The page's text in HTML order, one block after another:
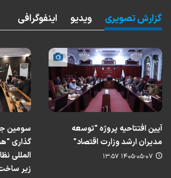
گزارش تصویری ویدیو اینفوگرافی
آیین افتتاحیه پروژه "توسعه
مدیران ارشد وزارت اقتصاد"
۱۴۰۵-۰۵-۰۷ ۱۳:۵۷
سومین
گذاری
المللی
زیر